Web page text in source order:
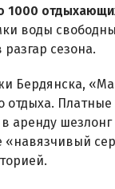
1000
воды
сезона.
Бердянска,
отдыха. Платные
в аренду
«навязчивый